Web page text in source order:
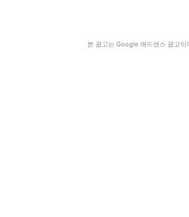
본 광고는 Google 애드센스 광고이